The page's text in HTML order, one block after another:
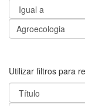
Utilizar filtros para